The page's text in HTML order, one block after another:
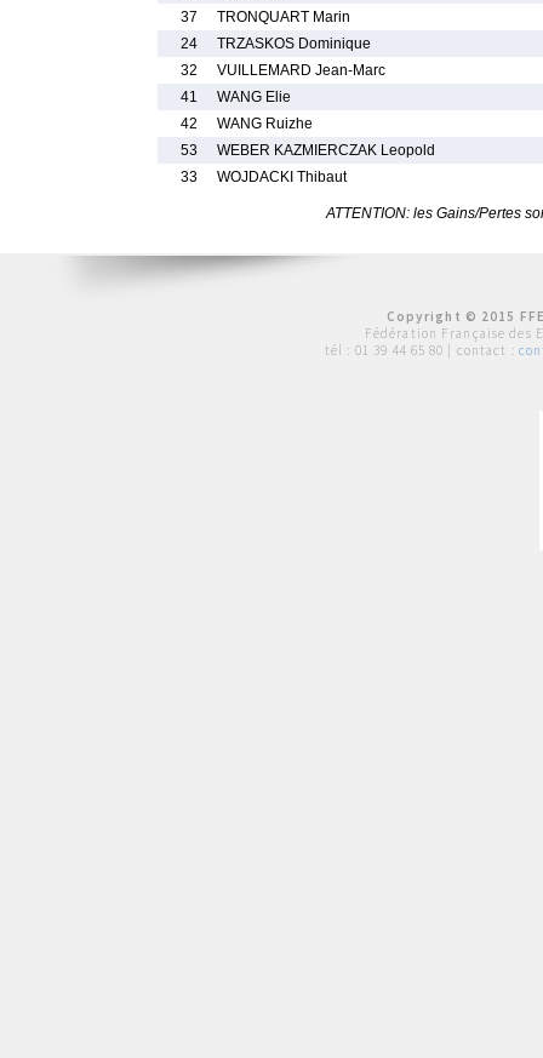
37
TRONQUART Marin
24
TRZASKOS Dominique
32
VUILLEMARD Jean-Marc
41
WANG Elie
42
WANG Ruizhe
53
WEBER KAZMIERCZAK Leopold
33
WOJDACKI Thibaut
ATTENTION: les Gains/Pertes
Copyright © 2015
Fédération Française des
tél : 01 39 44 65 80 | contact :